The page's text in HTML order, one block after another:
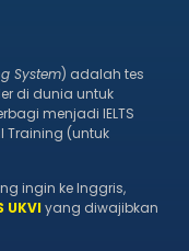
System) adalah tes
di dunia untuk
menjadi IELTS
Training (untuk
ingin ke Inggris,
UKVI yang diwajibkan